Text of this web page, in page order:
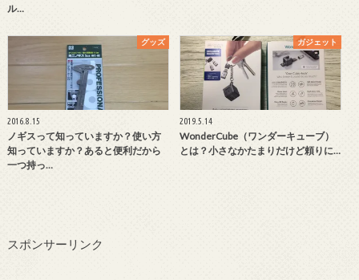
ル…
グッズ
2016.8.15
ノギスって知っていますか？使い方
知っていますか？あると便利だから
一つ持っ…
ガジェット
2019.5.14
WonderCube（ワンダーキューブ）
とは？小さなかたまりだけど頼りに…
スポンサーリンク